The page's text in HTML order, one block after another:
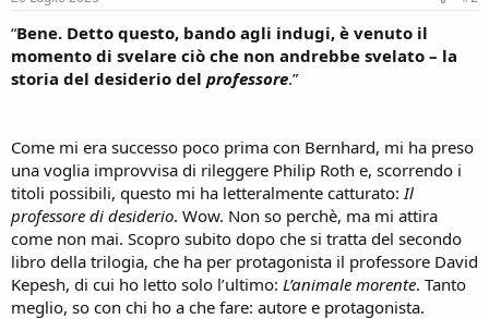
“Bene. Detto questo, bando agli indugi, è venuto il
momento di svelare ciò che non andrebbe svelato – la
storia del desiderio del professore.”
Come mi era successo poco prima con Bernhard, mi ha preso
una voglia improvvisa di rileggere Philip Roth e, scorrendo i
titoli possibili, questo mi ha letteralmente catturato:Il
professore di desiderio. Wow. Non so perchè, ma mi attira
come non mai. Scopro subito dopo che si tratta del secondo
libro della trilogia, che ha per protagonista il professore David
Kepesh, di cui ho letto solo l’ultimo: L’animale morente. Tanto
meglio, so con chi ho a che fare: autore e protagonista.